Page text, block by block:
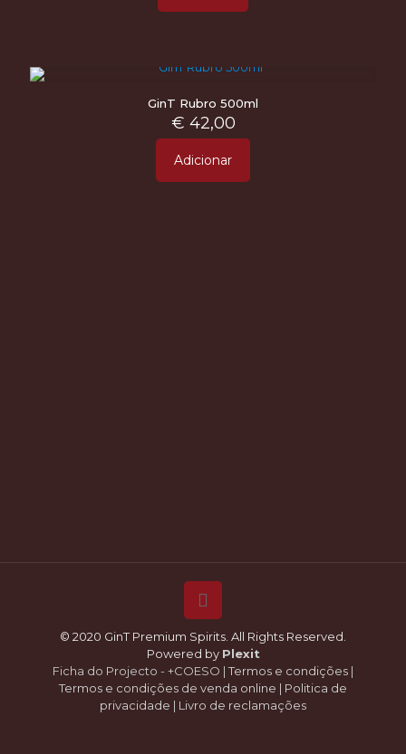
GinT Rubro 500ml
€ 42,00
Adicionar
© 2020 GinT Premium Spirits. All Rights Reserved.
Powered by Plexit
Ficha do Projecto - +COESO |Termos e condições |
Termos e condições de venda online | Politica de
privacidade | Livro de reclamações